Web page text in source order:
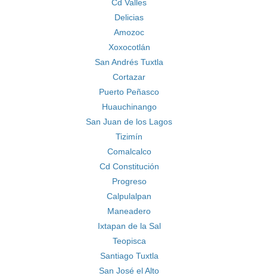
Cd Valles
Delicias
Amozoc
Xoxocotlán
San Andrés Tuxtla
Cortazar
Puerto Peñasco
Huauchinango
San Juan de los Lagos
Tizimín
Comalcalco
Cd Constitución
Progreso
Calpulalpan
Maneadero
Ixtapan de la Sal
Teopisca
Santiago Tuxtla
San José el Alto